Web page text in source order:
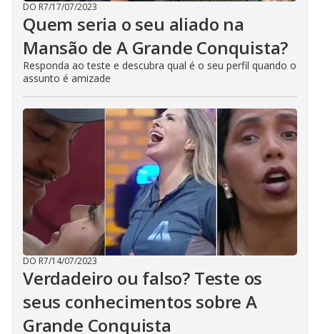
DO R7/17/07/2023
Quem seria o seu aliado na
Mansão de A Grande Conquista?
Responda ao teste e descubra qual é o seu perfil quando o
assunto é amizade
DO R7/14/07/2023
Verdadeiro ou falso? Teste os
seus conhecimentos sobre A
Grande Conquista